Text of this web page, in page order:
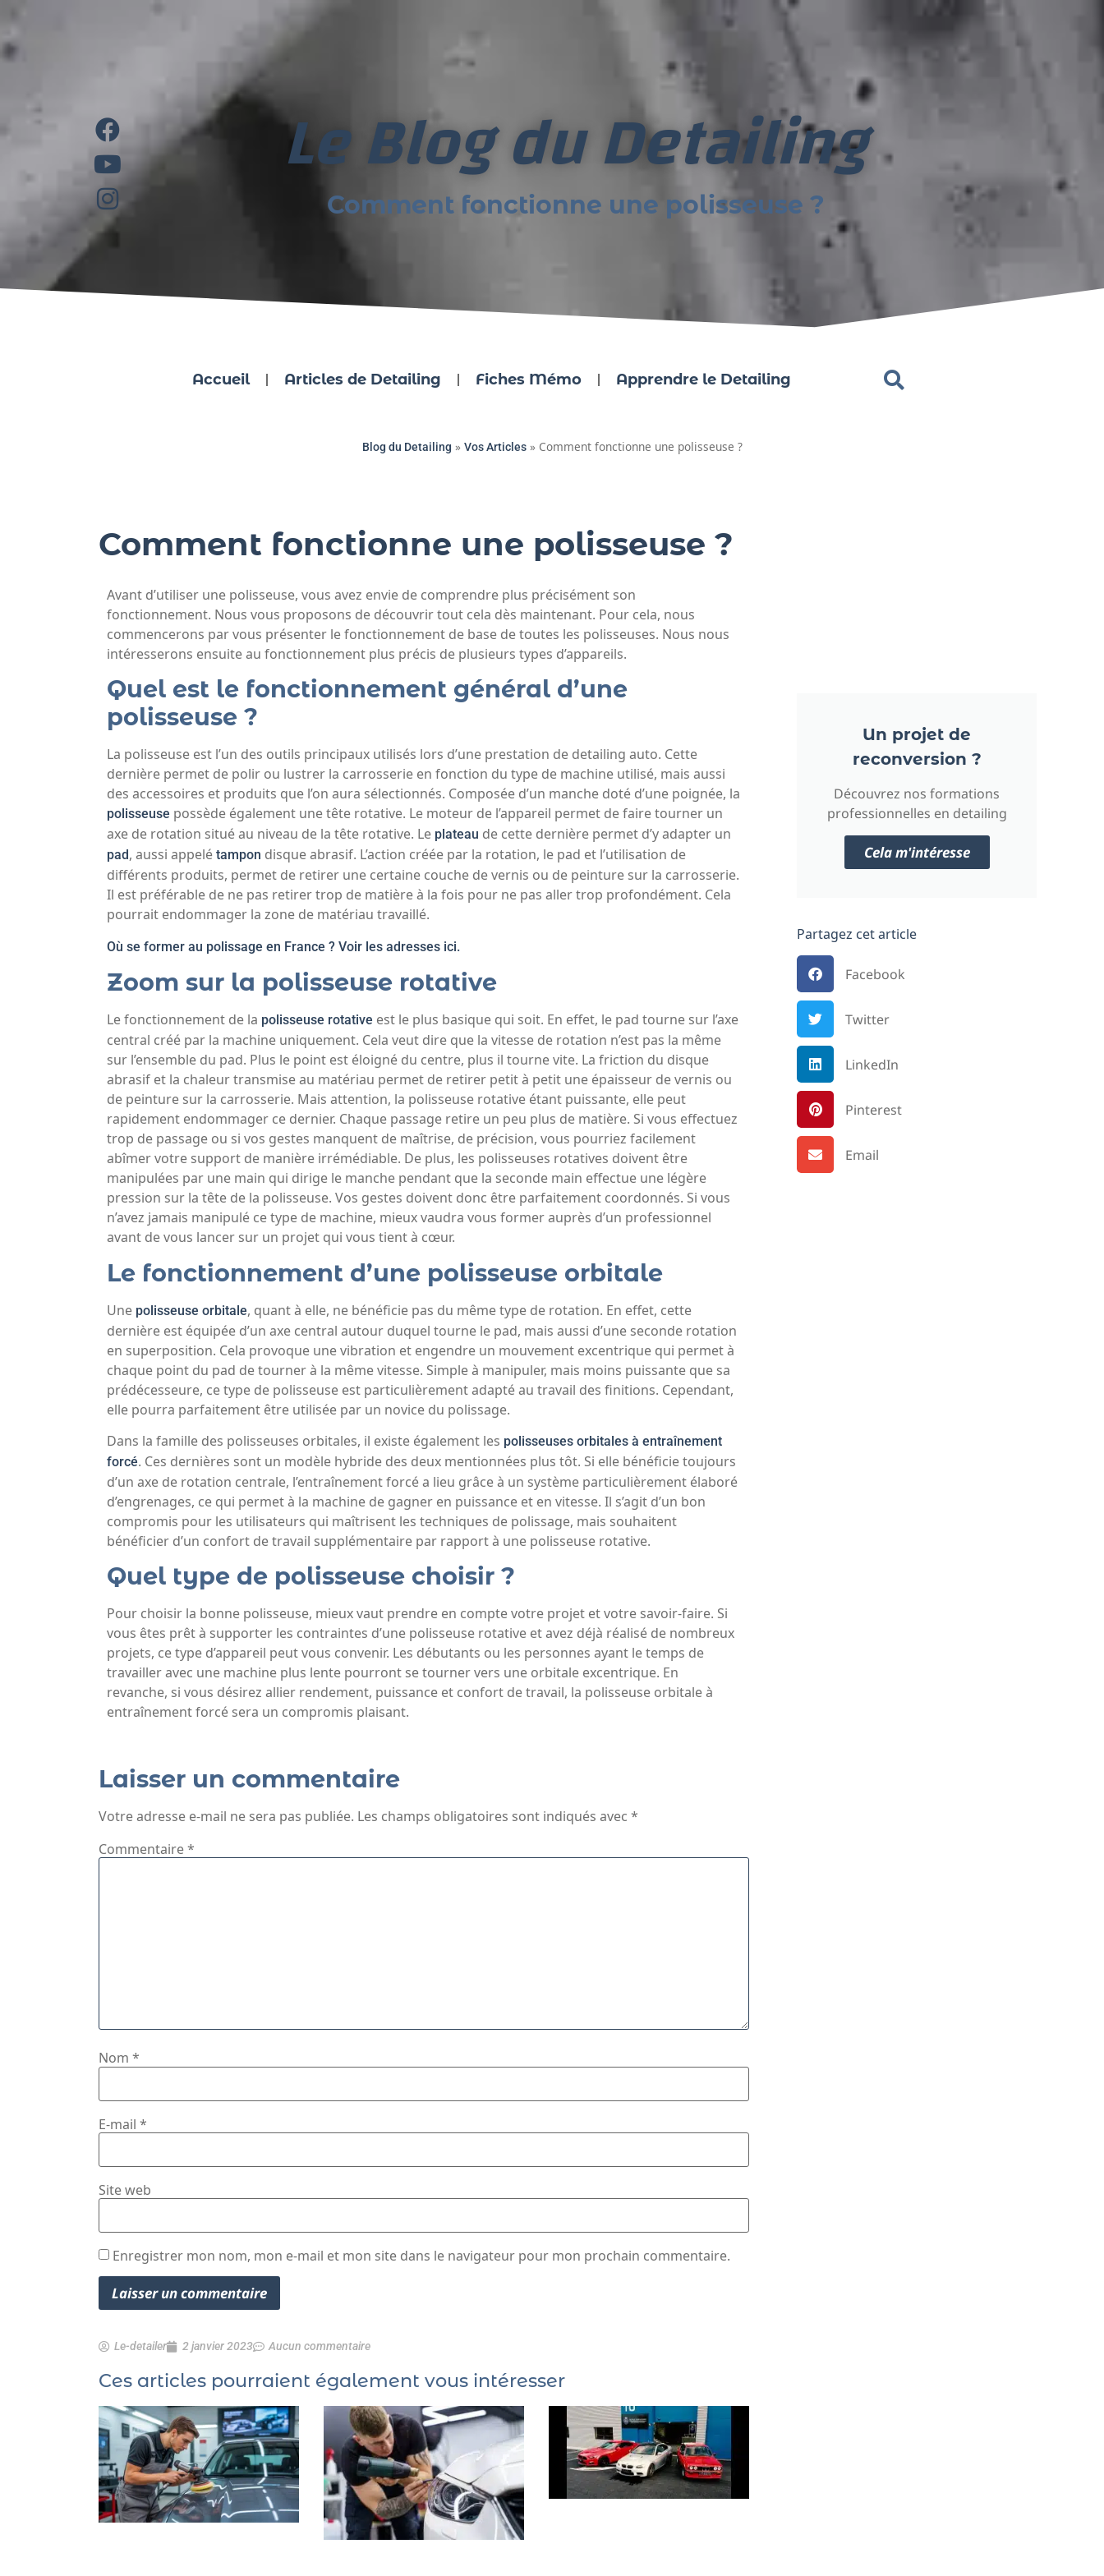
Le Blog du Detailing
Comment fonctionne une polisseuse ?
Accueil Articles de Detailing Fiches Mémo Apprendre le Detailing
Blog du Detailing » Vos Articles» Comment fonctionne une polisseuse ?
Comment fonctionne une polisseuse ?
Avant d’utiliser une polisseuse, vous avez envie de comprendre plus précisément son
fonctionnement. Nous vous proposons de découvrir tout cela dès maintenant. Pour cela, nous
commencerons par vous présenter le fonctionnement de base de toutes les polisseuses. Nous nous
intéresserons ensuite au fonctionnement plus précis de plusieurs types d’appareils.
Quel est le fonctionnement général d’une
polisseuse ?
La polisseuse est l’un des outils principaux utilisés lors d’une prestation de detailing auto. Cette
dernière permet de polir ou lustrer la carrosserie en fonction du type de machine utilisé, mais aussi
des accessoires et produits que l’on aura sélectionnés. Composée d’un manche doté d’une poignée, la
polisseuse possède également une tête rotative. Le moteur de l’appareil permet de faire tourner un
axe de rotation situé au niveau de la tête rotative. Le plateau de cette dernière permet d’y adapter un
pad, aussi appelé tampon disque abrasif. L’action créée par la rotation, le pad et l’utilisation de
différents produits, permet de retirer une certaine couche de vernis ou de peinture sur la carrosserie.
Il est préférable de ne pas retirer trop de matière à la fois pour ne pas aller trop profondément. Cela
pourrait endommager la zone de matériau travaillé.
Où se former au polissage en France ? Voir les adresses ici.
Zoom sur la polisseuse rotative
Le fonctionnement de la polisseuse rotative est le plus basique qui soit. En effet, le pad tourne sur l’axe
central créé par la machine uniquement. Cela veut dire que la vitesse de rotation n’est pas la même
sur l’ensemble du pad. Plus le point est éloigné du centre, plus il tourne vite. La friction du disque
abrasif et la chaleur transmise au matériau permet de retirer petit à petit une épaisseur de vernis ou
de peinture sur la carrosserie. Mais attention, la polisseuse rotative étant puissante, elle peut
rapidement endommager ce dernier. Chaque passage retire un peu plus de matière. Si vous effectuez
trop de passage ou si vos gestes manquent de maîtrise, de précision, vous pourriez facilement
abîmer votre support de manière irrémédiable. De plus, les polisseuses rotatives doivent être
manipulées par une main qui dirige le manche pendant que la seconde main effectue une légère
pression sur la tête de la polisseuse. Vos gestes doivent donc être parfaitement coordonnés. Si vous
n’avez jamais manipulé ce type de machine, mieux vaudra vous former auprès d’un professionnel
avant de vous lancer sur un projet qui vous tient à cœur.
Le fonctionnement d’une polisseuse orbitale
Une polisseuse orbitale, quant à elle, ne bénéficie pas du même type de rotation. En effet, cette
dernière est équipée d’un axe central autour duquel tourne le pad, mais aussi d’une seconde rotation
en superposition. Cela provoque une vibration et engendre un mouvement excentrique qui permet à
chaque point du pad de tourner à la même vitesse. Simple à manipuler, mais moins puissante que sa
prédécesseure, ce type de polisseuse est particulièrement adapté au travail des finitions. Cependant,
elle pourra parfaitement être utilisée par un novice du polissage.
Dans la famille des polisseuses orbitales, il existe également les polisseuses orbitales à entraînement
forcé. Ces dernières sont un modèle hybride des deux mentionnées plus tôt. Si elle bénéficie toujours
d’un axe de rotation centrale, l’entraînement forcé a lieu grâce à un système particulièrement élaboré
d’engrenages, ce qui permet à la machine de gagner en puissance et en vitesse. Il s’agit d’un bon
compromis pour les utilisateurs qui maîtrisent les techniques de polissage, mais souhaitent
bénéficier d’un confort de travail supplémentaire par rapport à une polisseuse rotative.
Quel type de polisseuse choisir ?
Pour choisir la bonne polisseuse, mieux vaut prendre en compte votre projet et votre savoir-faire. Si
vous êtes prêt à supporter les contraintes d’une polisseuse rotative et avez déjà réalisé de nombreux
projets, ce type d’appareil peut vous convenir. Les débutants ou les personnes ayant le temps de
travailler avec une machine plus lente pourront se tourner vers une orbitale excentrique. En
revanche, si vous désirez allier rendement, puissance et confort de travail, la polisseuse orbitale à
entraînement forcé sera un compromis plaisant.
Laisser un commentaire
Votre adresse e-mail ne sera pas publiée. Les champs obligatoires sont indiqués avec *
Commentaire*
Nom *
E-mail *
Site web
Enregistrer mon nom, mon e-mail et mon site dans le navigateur pour mon prochain commentaire.
Le-detailer 2 janvier 2023 Aucun commentaire
Ces articles pourraient également vous intéresser
Un projet de
reconversion ?
Découvrez nos formations
professionnelles en detailing
Cela m'intéresse
Partagez cet article
Facebook
Twitter
LinkedIn
Pinterest
Email